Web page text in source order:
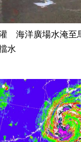
海洋廣場水淹至
水